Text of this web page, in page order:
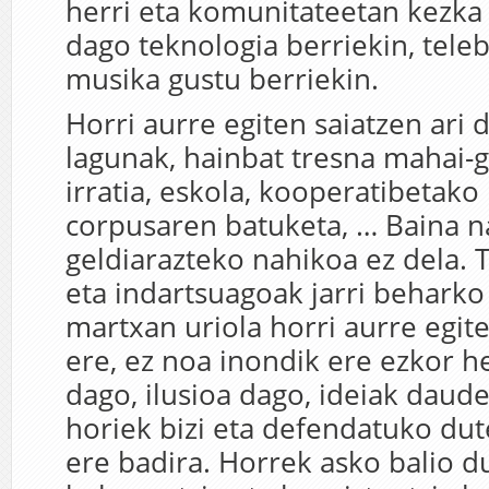
herri eta komunitateetan
dago teknologia berriekin,
musika gustu berriekin.
Horri aurre egiten saiatzen ari
lagunak, hainbat tresna mahai-
irratia, eskola, kooperatibetako
corpusaren batuketa, … Baina
geldiarazteko nahikoa ez dela.
eta indartsuagoak jarri
martxan uriola horri aurre
ere, ez noa inondik ere ezkor
dago, ilusioa dago, ideiak
horiek bizi eta defendatuko
ere badira. Horrek asko balio